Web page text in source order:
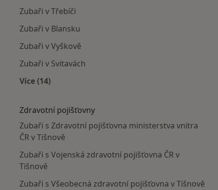
Zubaři v Třebíči
Zubaři v Blansku
Zubaři v Vyškově
Zubaři v Svitavách
Více (14)
Zdravotní pojišťovny
Zubaři s Zdravotní pojišťovna ministerstva vnitra
ČR v Tišnově
Zubaři s Vojenská zdravotní pojišťovna ČR v
Tišnově
Zubaři s Všeobecná zdravotní pojišťovna v Tišnově